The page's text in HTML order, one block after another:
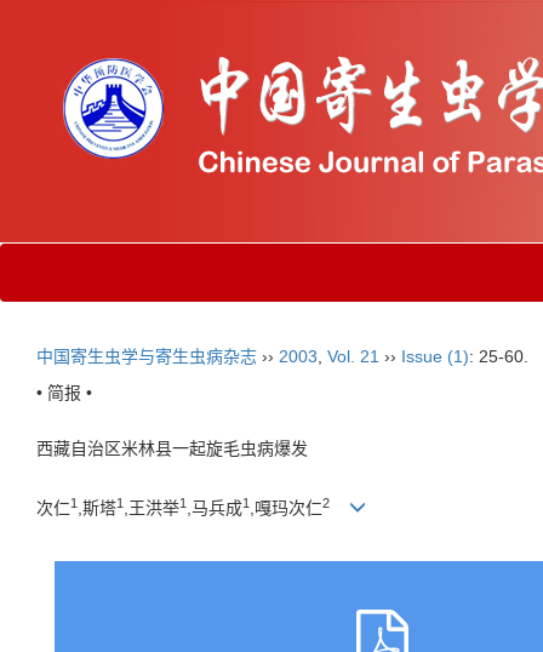
中国寄生虫学与寄生虫病杂志 ›› 2003 Vol. 21 ›› Issue (1): 25-60.
• 简报 •
西藏自治区米林县一起旋毛虫病爆发
次仁1 ,斯塔1 ,王洪举1 ,马兵成1 ,嘎玛次仁2